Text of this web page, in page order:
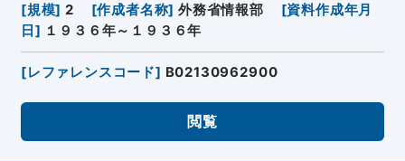
[規模] 2 [作成者名称] 外務省情報部 [資料作成年月
日 ] １９３６年～１９３６年
[レファレンスコード] B02130962900
閲覧